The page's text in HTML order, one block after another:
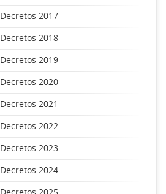
Decretos 2017
Decretos 2018
Decretos 2019
Decretos 2020
Decretos 2021
Decretos 2022
Decretos 2023
Decretos 2024